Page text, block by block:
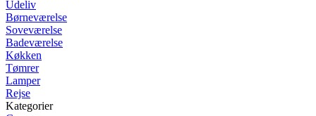
Udeliv
Børneværelse
Soveværelse
Badeværelse
Køkken
Tømrer
Lamper
Rejse
Kategorier